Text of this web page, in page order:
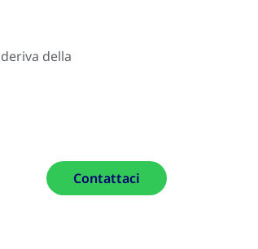
della
Contattaci